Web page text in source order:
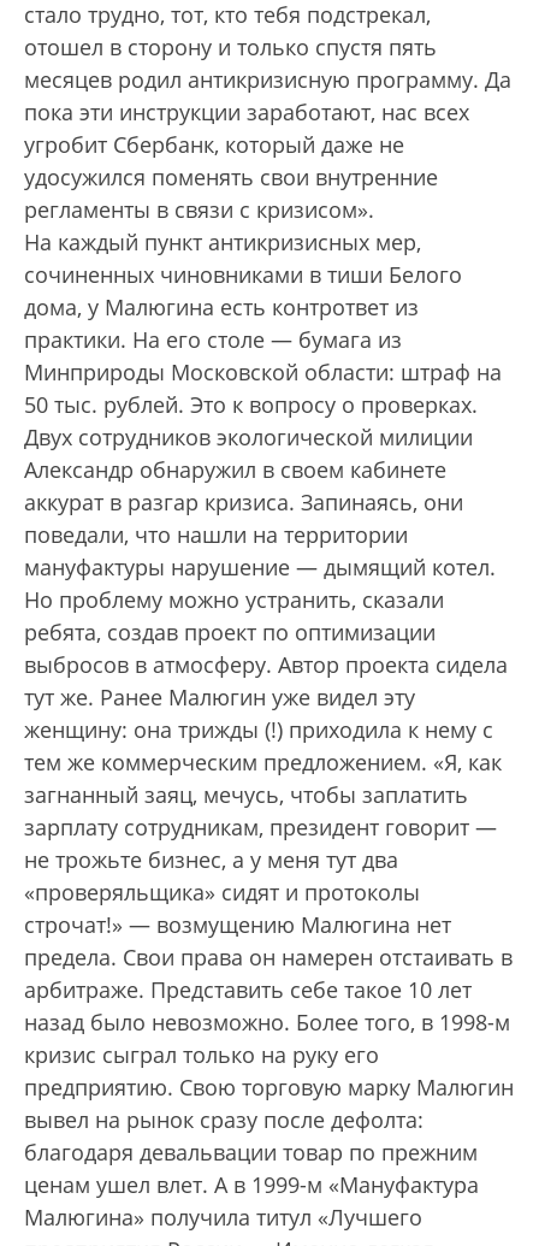
стало трудно, тот, кто тебя подстрекал,
отошел в сторону и только спустя пять
месяцев родил антикризисную программу. Да
пока эти инструкции заработают, нас всех
угробит Сбербанк, который даже не
удосужился поменять свои внутренние
регламенты в связи с кризисом».
На каждый пункт антикризисных мер,
сочиненных чиновниками в тиши Белого
дома, у Малюгина есть контрответ из
практики. На его столе — бумага из
Минприроды Московской области: штраф на
50 тыс. рублей. Это к вопросу о проверках.
Двух сотрудников экологической милиции
Александр обнаружил в своем кабинете
аккурат в разгар кризиса. Запинаясь, они
поведали, что нашли на территории
мануфактуры нарушение — дымящий котел.
Но проблему можно устранить, сказали
ребята, создав проект по оптимизации
выбросов в атмосферу. Автор проекта сидела
тут же. Ранее Малюгин уже видел эту
женщину: она трижды (!) приходила к нему с
тем же коммерческим предложением. «Я, как
загнанный заяц, мечусь, чтобы заплатить
зарплату сотрудникам, президент говорит —
не трожьте бизнес, а у меня тут два
«проверяльщика» сидят и протоколы
строчат!» — возмущению Малюгина нет
предела. Свои права он намерен отстаивать в
арбит­раже. Представить себе такое 10 лет
назад было невозможно. Более того, в 1998-м
кризис сыграл только на руку его
предприятию. Свою торговую марку Малюгин
вывел на рынок сразу после дефолта:
благодаря девальвации товар по прежним
ценам ушел влет. А в 1999-м «Мануфактура
Малюгина» получила титул «Лучшего